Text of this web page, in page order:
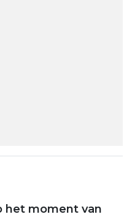
via link
het moment van